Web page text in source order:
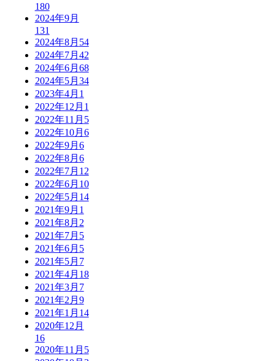
180
2024年9月
131
2024年8月 54
2024年7月 42
2024年6月 68
2024年5月 34
2023年4月 1
2022年12月 1
2022年11月 5
2022年10月 6
2022年9月 6
2022年8月 6
2022年7月 12
2022年6月 10
2022年5月 14
2021年9月 1
2021年8月 2
2021年7月 5
2021年6月 5
2021年5月 7
2021年4月 18
2021年3月 7
2021年2月 9
2021年1月 14
2020年12月
16
2020年11月 5